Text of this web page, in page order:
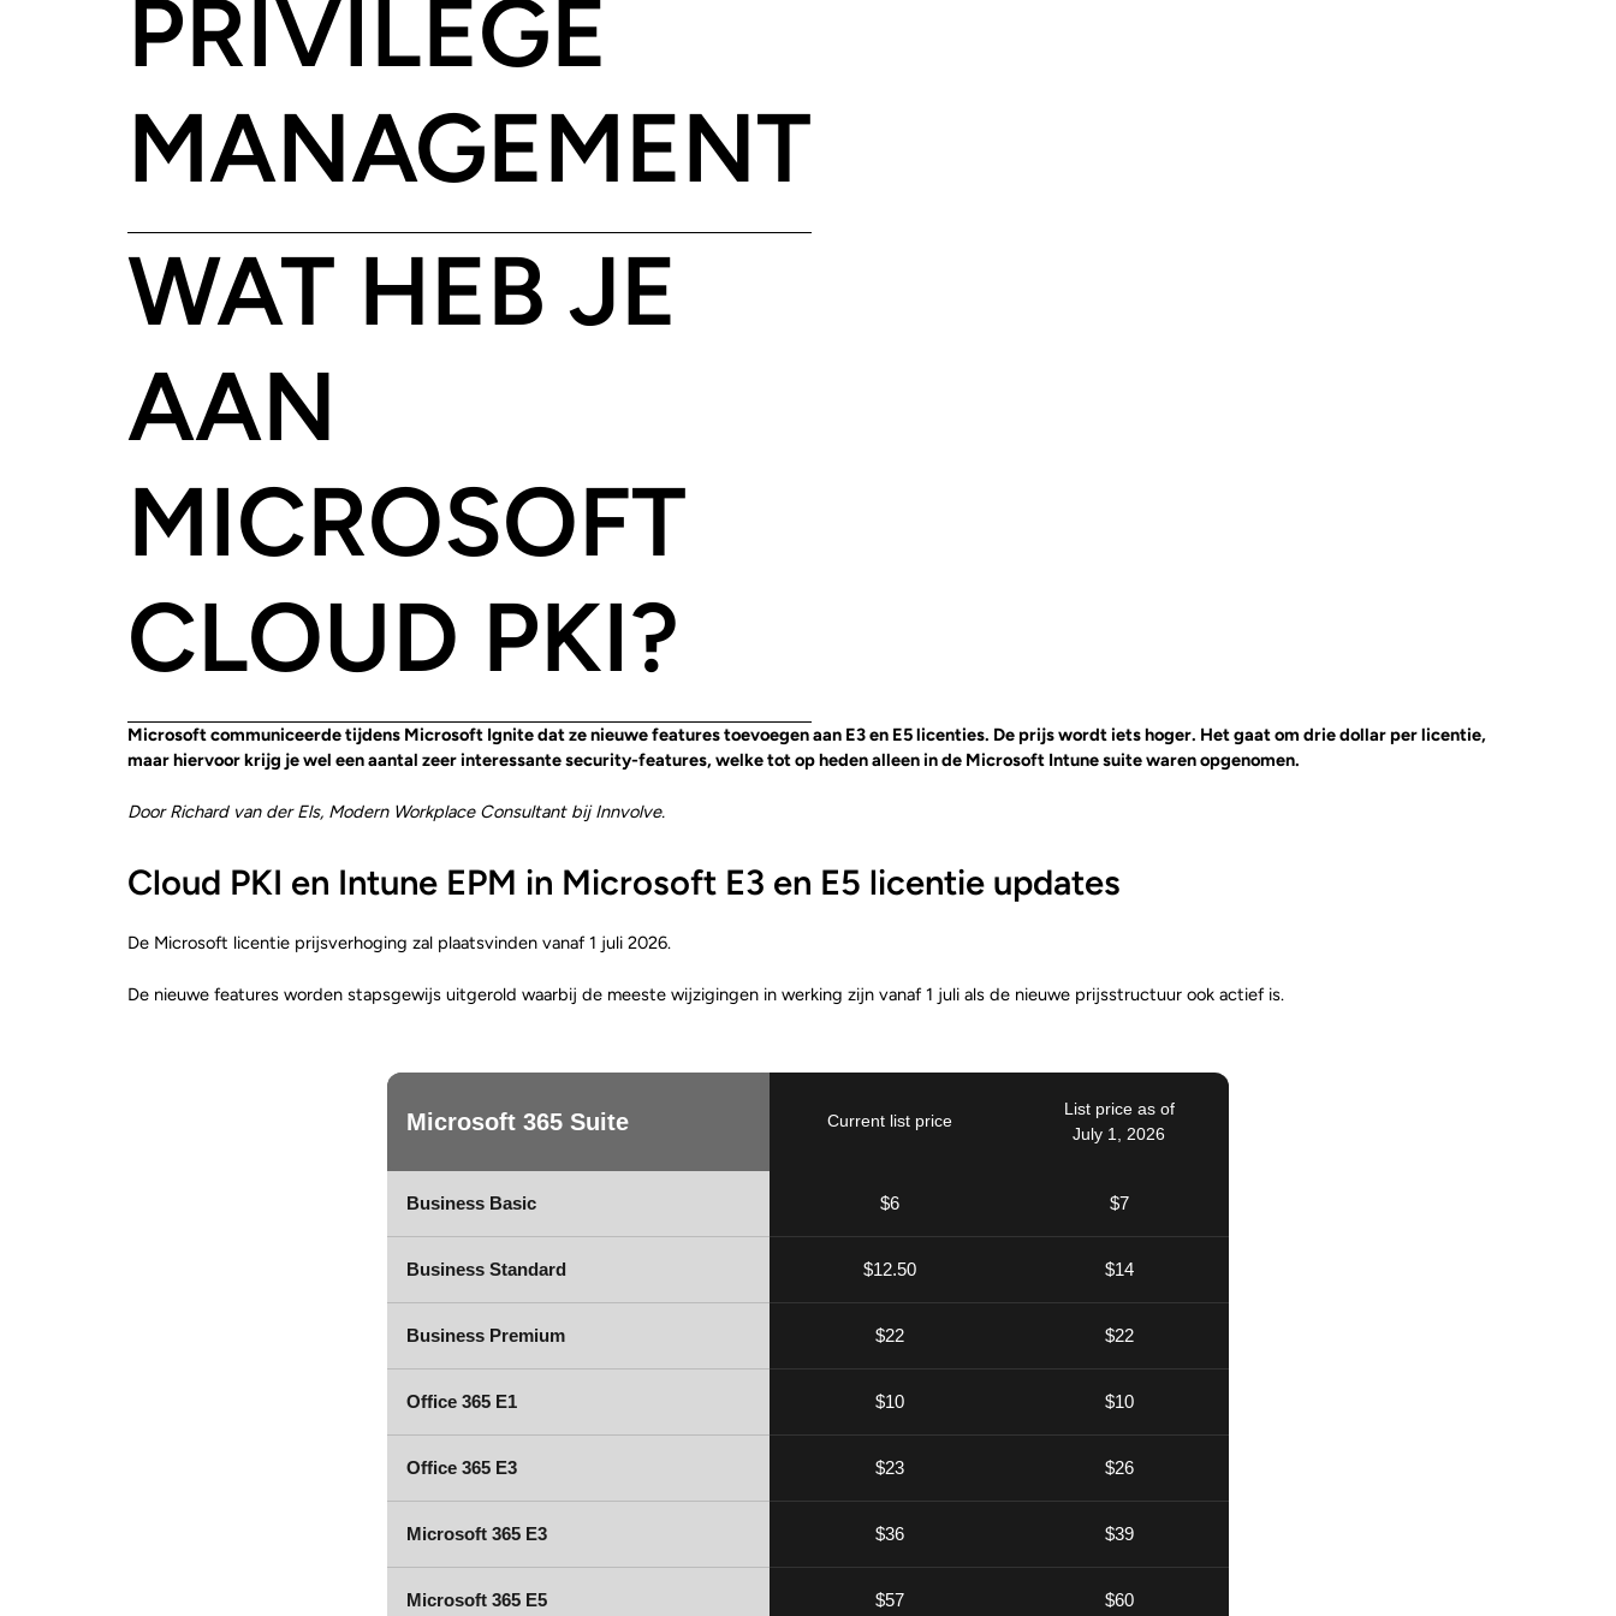
PRIVILEGE
MANAGEMENT
WAT HEB JE
AAN
MICROSOFT
CLOUD PKI?
Microsoft communiceerde tijdens Microsoft Ignite dat ze nieuwe features toevoegen aan E3 en E5 licenties. De prijs wordt iets hoger. Het gaat om drie dollar per licentie,
maar hiervoor krijg je wel een aantal zeer interessante security-features, welke tot op heden alleen in de Microsoft Intune suite waren opgenomen.
Door Richard van der Els, Modern Workplace Consultant bij Innvolve.
Cloud PKI en Intune EPM in Microsoft E3 en E5 licentie updates
De Microsoft licentie prijsverhoging zal plaatsvinden vanaf 1 juli 2026.
De nieuwe features worden stapsgewijs uitgerold waarbij de meeste wijzigingen in werking zijn vanaf 1 juli als de nieuwe prijsstructuur ook actief is.
Microsoft 365 Suite Current list price
List price as of
July 1, 2026
Business Basic $6 $7
Business Standard $12.50 $14
Business Premium $22 $22
Office 365 E1 $10 $10
Office 365 E3 $23 $26
Microsoft 365 E3 $36 $39
Microsoft 365 E5 $57 $60